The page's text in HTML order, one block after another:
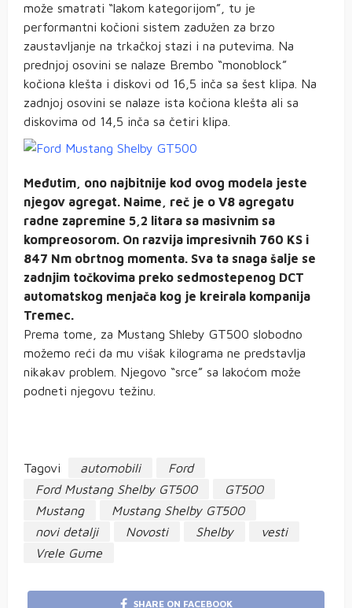
može smatrati “lakom kategorijom”, tu je
performantni kočioni sistem zadužen za brzo
zaustavljanje na trkačkoj stazi i na putevima. Na
prednjoj osovini se nalaze Brembo “monoblock”
kočiona klešta i diskovi od 16,5 inča sa šest klipa. Na
zadnjoj osovini se nalaze ista kočiona klešta ali sa
diskovima od 14,5 inča sa četiri klipa.
Međutim, ono najbitnije kod ovog modela jeste
njegov agregat. Naime, reč je o V8 agregatu
radne zapremine 5,2 litara sa masivnim sa
kompreosorom. On razvija impresivnih 760 KS i
847 Nm obrtnog momenta. Sva ta snaga šalje se
zadnjim točkovima preko sedmostepenog DCT
automatskog menjača kog je kreirala kompanija
Tremec.
Prema tome, za Mustang Shleby GT500 slobodno
možemo reći da mu višak kilograma ne predstavlja
nikakav problem. Njegovo “srce” sa lakoćom može
podneti njegovu težinu.
Tagovi automobili
Ford
Ford Mustang Shelby GT500
GT500
Mustang
Mustang Shelby GT500
novi detalji
Novosti Shelby
vesti
Vrele Gume
SHARE ON FACEBOOK